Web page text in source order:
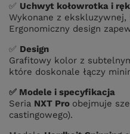
✅ Uchwyt kołowrotka i
Wykonane z
Ergonomiczny design
✅ Design
Grafitowy kolor z
które doskonale łączy
✅ Modele i specyfikacja
Seria NXT Pro obejmuje
castingowego).